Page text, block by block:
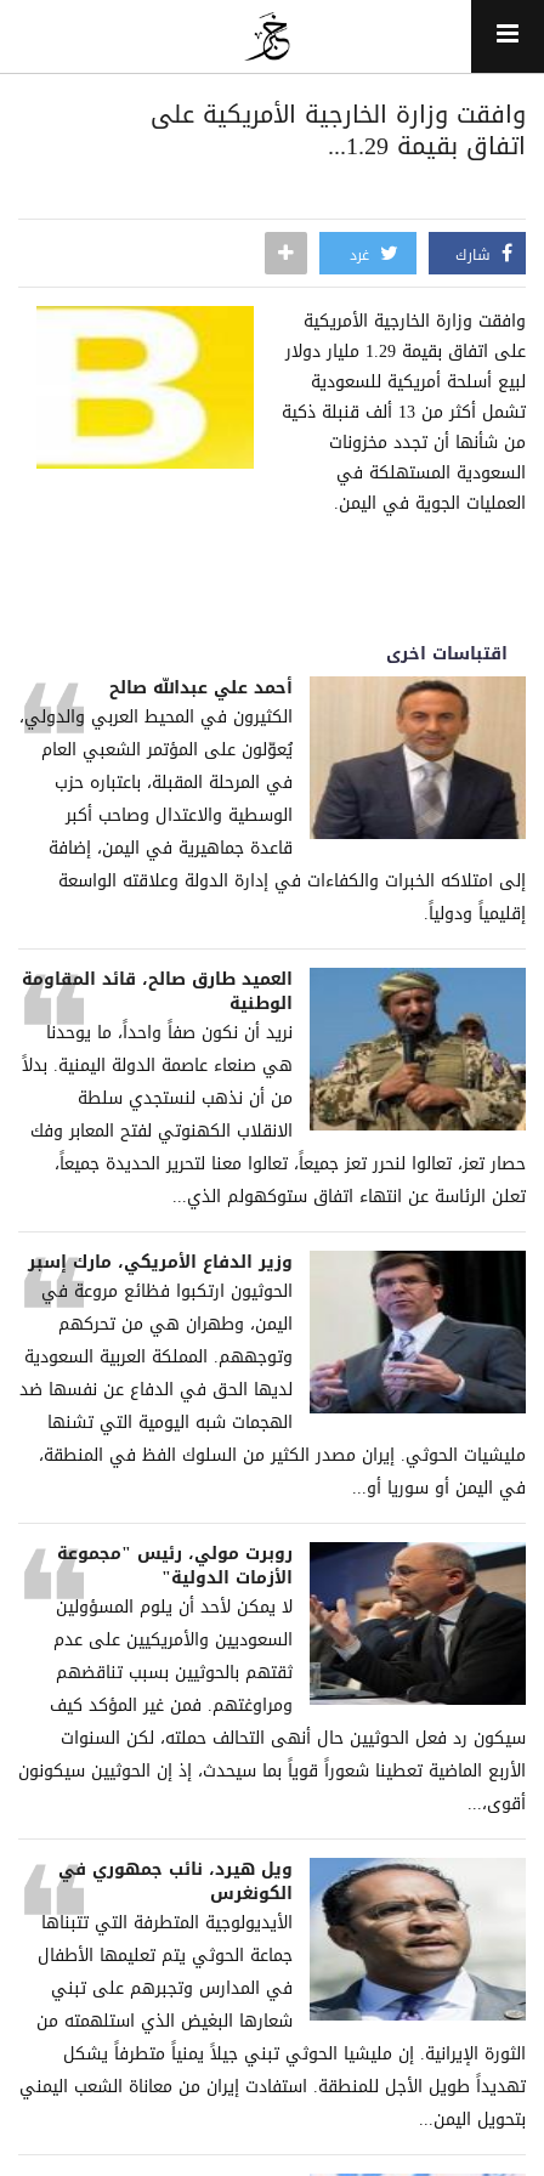
وافقت وزارة الخارجية الأمريكية على
اتفاق بقيمة 1.29...
شارك غرد
وافقت وزارة الخارجية الأمريكية
على اتفاق بقيمة 1.29 مليار دولار
لبيع أسلحة أمريكية للسعودية
تشمل أكثر من 13 ألف قنبلة ذكية
من شأنها أن تجدد مخزونات
السعودية المستهلكة في
العمليات الجوية في اليمن.
اقتباسات اخرى
أحمد علي عبدالله صالح
الكثيرون في المحيط العربي والدولي،
يُعوّلون على المؤتمر الشعبي العام
في المرحلة المقبلة، باعتباره حزب
الوسطية والاعتدال وصاحب أكبر
قاعدة جماهيرية في اليمن، إضافة
إلى امتلاكه الخبرات والكفاءات في إدارة الدولة وعلاقته الواسعة
إقليمياً ودولياً.
العميد طارق صالح، قائد المقاومة
الوطنية
نريد أن نكون صفاً واحداً، ما يوحدنا
هي صنعاء عاصمة الدولة اليمنية. بدلاً
من أن نذهب لنستجدي سلطة
الانقلاب الكهنوتي لفتح المعابر وفك
حصار تعز، تعالوا لنحرر تعز جميعاً، تعالوا معنا لتحرير الحديدة جميعاً،
تعلن الرئاسة عن انتهاء اتفاق ستوكهولم الذي...
وزير الدفاع الأمريكي، مارك إسبر
الحوثيون ارتكبوا فظائع مروعة في
اليمن، وطهران هي من تحركهم
وتوجههم. المملكة العربية السعودية
لديها الحق في الدفاع عن نفسها ضد
الهجمات شبه اليومية التي تشنها
مليشيات الحوثي. إيران مصدر الكثير من السلوك الفظ في المنطقة،
في اليمن أو سوريا أو...
روبرت مولي، رئيس "مجموعة
الأزمات الدولية"
لا يمكن لأحد أن يلوم المسؤولين
السعوديين والأمريكيين على عدم
ثقتهم بالحوثيين بسبب تناقضهم
ومراوغتهم. فمن غير المؤكد كيف
سيكون رد فعل الحوثيين حال أنهى التحالف حملته، لكن السنوات
الأربع الماضية تعطينا شعوراً قوياً بما سيحدث، إذ إن الحوثيين سيكونون
أقوى،...
ويل هيرد، نائب جمهوري في
الكونغرس
الأيديولوجية المتطرفة التي تتبناها
جماعة الحوثي يتم تعليمها الأطفال
في المدارس وتجبرهم على تبني
شعارها البغيض الذي استلهمته من
الثورة الإيرانية. إن مليشيا الحوثي تبني جيلاً يمنياً متطرفاً يشكل
تهديداً طويل الأجل للمنطقة. استفادت إيران من معاناة الشعب اليمني
بتحويل اليمن...